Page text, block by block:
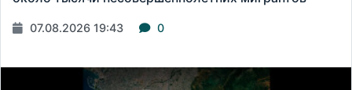
07.08.2026 19:43 0